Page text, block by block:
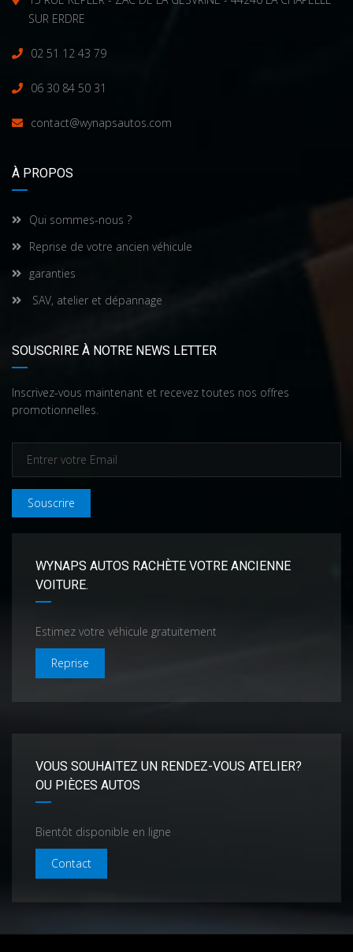
SUR ERDRE
02 51 12 43 79
06 30 84 50 31
contact@wynapsautos.com
À PROPOS
Qui sommes-nous ?
Reprise de votre ancien véhicule
garanties
SAV, atelier et dépannage
SOUSCRIRE À NOTRE NEWS LETTER
Inscrivez-vous maintenant et recevez toutes nos offres
promotionnelles.
Souscrire
WYNAPS AUTOS RACHÈTE VOTRE ANCIENNE
VOITURE.
Estimez votre véhicule gratuitement
Reprise
VOUS SOUHAITEZ UN RENDEZ-VOUS ATELIER?
OU PIÈCES AUTOS
Bientôt disponible en ligne
Contact